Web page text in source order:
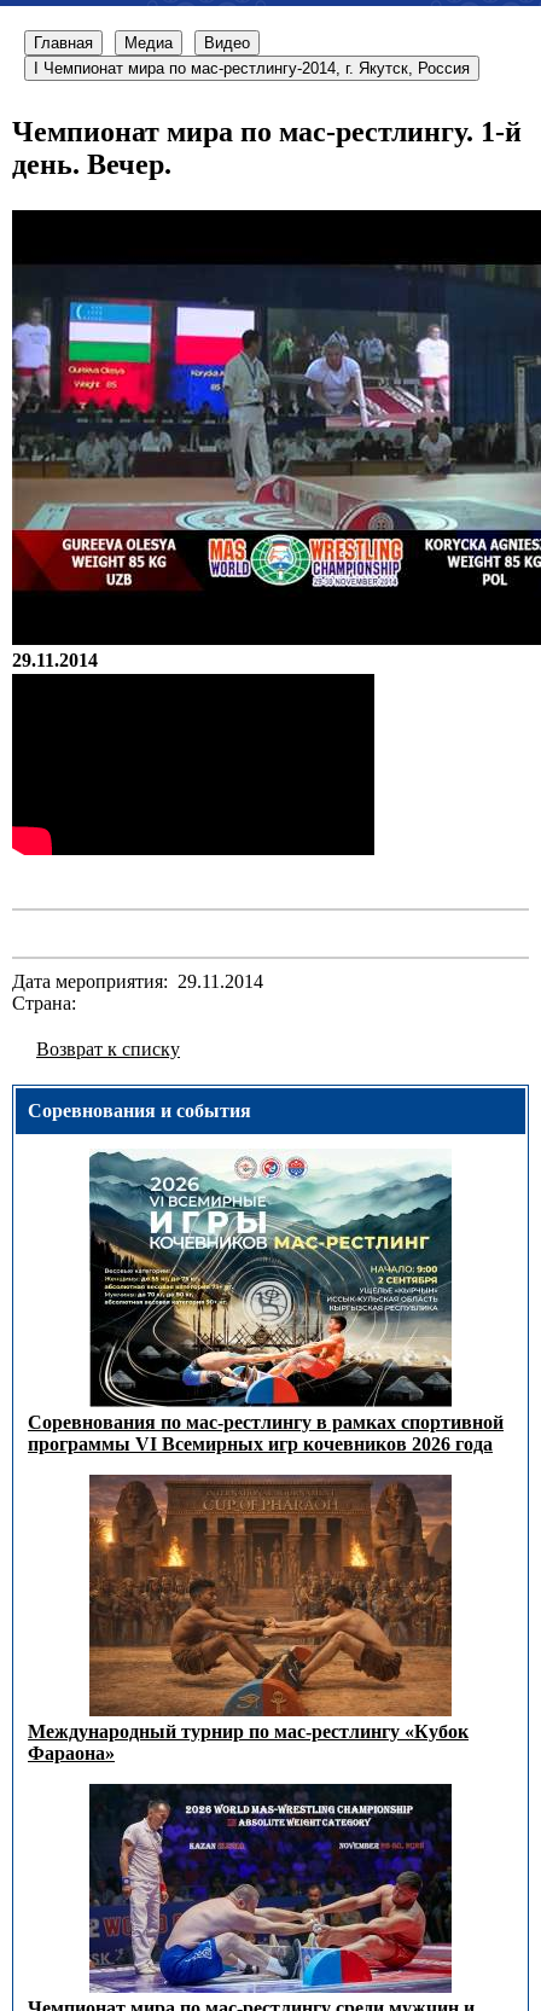
Главная Медиа
Видео
I Чемпионат мира по мас-рестлингу-2014, г. Якутск, Россия
Чемпионат мира по мас-рестлингу. 1-й
день. Вечер.
29.11.2014
Дата мероприятия: 29.11.2014
Страна:
Возврат к списку
Соревнования и события
Соревнования по мас-рестлингу в рамках спортивной
программы VI Всемирных игр кочевников 2026 года
Международный турнир по мас-рестлингу «Кубок
Фараона»